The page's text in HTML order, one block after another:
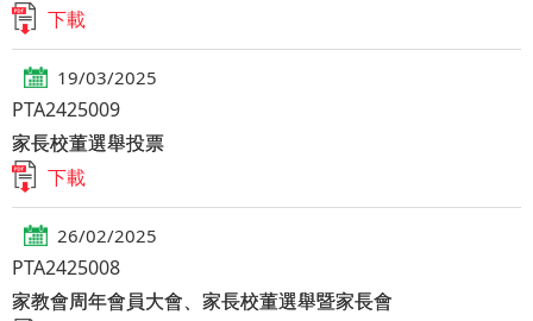
下載
19/03/2025
PTA2425009
家長校董選舉投票
下載
26/02/2025
PTA2425008
家教會周年會員大會、家長校董選舉暨家長會